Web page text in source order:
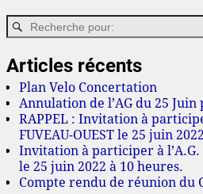
Articles récents
Plan Velo Concertation
Annulation de l’AG du 25 Juin
RAPPEL : Invitation à
FUVEAU-OUEST le 25 juin
Invitation à participer à l’A.G.
le 25 juin 2022 à 10 heures.
Compte rendu de réunion du